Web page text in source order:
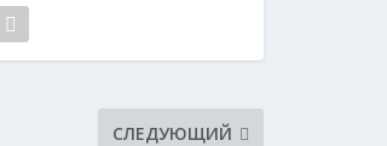
СЛЕДУЮЩИЙ